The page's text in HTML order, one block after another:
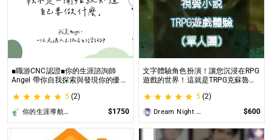
■職游CNC認證■你的生涯諮詢師
Angel 帶你自我探索與發現你的優勢
生涯諮詢師 Angel 為你服務😊
5 (2)
你的生涯導航諮詢師Angel $1750
文字體驗角色扮演！讓您沉浸在RPG
遊戲的世界！這就是TRPG克蘇魯的
驗桌上型角色扮演遊戲（TRPG）的
玩家所開設的體驗項目。
5 (2)
Dream Night Butterfly $600